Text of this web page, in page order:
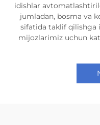
idishlar
jumladan, bosma va
sifatida taklif qilishga
mijozlarimiz uchun